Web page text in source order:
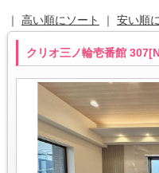
｜ 高い順にソート ｜ 安い順
クリオ三ノ輪壱番館